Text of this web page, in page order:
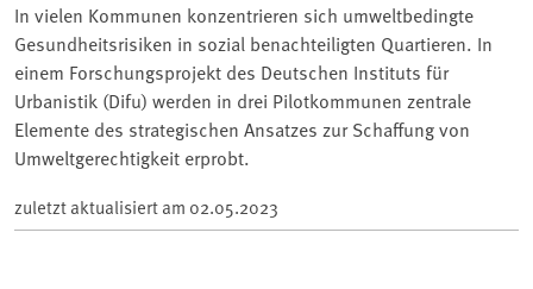
In vielen Kommunen konzentrieren sich umweltbedingte
Gesundheitsrisiken in sozial benachteiligten Quartieren. In
einem Forschungsprojekt des Deutschen Instituts für
Urbanistik (Difu) werden in drei Pilotkommunen zentrale
Elemente des strategischen Ansatzes zur Schaffung von
Umweltgerechtigkeit erprobt.
zuletzt aktualisiert am 02.05.2023